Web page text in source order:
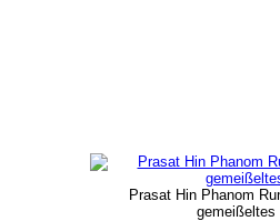
Prasat Hin Phanom
gemeißeltes